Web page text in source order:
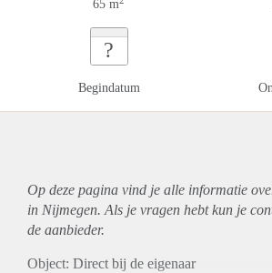
65 m
?
Begindatum
Op deze pagina vind je alle informatie
in Nijmegen. Als je vragen hebt kun je
de aanbieder.
Object: Direct bij de eigenaar